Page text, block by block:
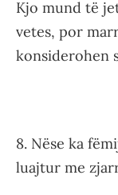
Kjo mund të
vetes, por
konsiderohen
8. Nëse ka
luajtur me